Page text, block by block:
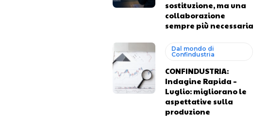
sostituzione, ma una
collaborazione
sempre più necessaria
Dal mondo di
Confindustria
CONFINDUSTRIA:
Indagine Rapida –
Luglio: migliorano le
aspettative sulla
produzione